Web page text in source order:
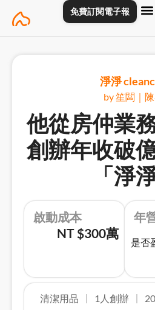
content
免費訂閱電子報
淨淨
by 笙闆｜
他從房仲業
創辦年收破
「淨
啟動成本
NT $300萬
年
是否
清潔用品 1人創辦